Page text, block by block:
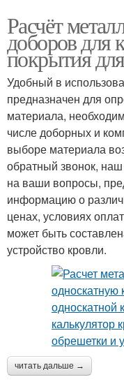
Расчёт
доборов для
покрытия
Удобный в
предназначен для
материала,
числе доборных и
выборе материала
обратный звонок,
на ваши вопросы,
информацию о
ценах, условиях
может быть
устройство кровли.
читать дальше →